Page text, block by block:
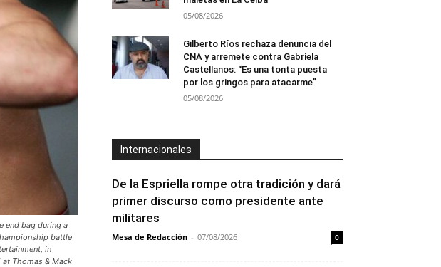
end bag during a
battle
in
at Thomas & Mack
05/08/2026
Gilberto Ríos rechaza denuncia del
CNA y arremete contra Gabriela
Castellanos: “Es una tonta puesta
por los gringos para atacarme”
05/08/2026
Internacionales
De la Espriella rompe otra tradición y dará
primer discurso como presidente ante
militares
Mesa de Redacción - 07/08/2026 0